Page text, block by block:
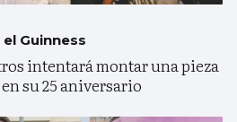
Guinness
intentará montar una pieza
su 25 aniversario